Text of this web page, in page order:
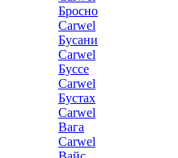
Бросно
Carwel
Бусани
Carwel
Буссе
Carwel
Бустах
Carwel
Вага
Carwel